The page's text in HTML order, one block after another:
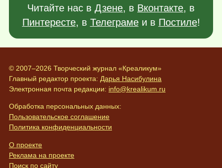
Читайте нас в Дзене, в Вконтакте, в
Пинтересте, в Телеграмеи в Постиле!
© 2007–2026 Творческий журнал «Креаликум»
Главный редактор проекта: Дарья Насибулина
Электронная почта редакции: info@krealikum.ru
Обработка персональных данных:
Пользовательское соглашение
Политика конфиденциальности
О проекте
Реклама на проекте
Поиск по сайту